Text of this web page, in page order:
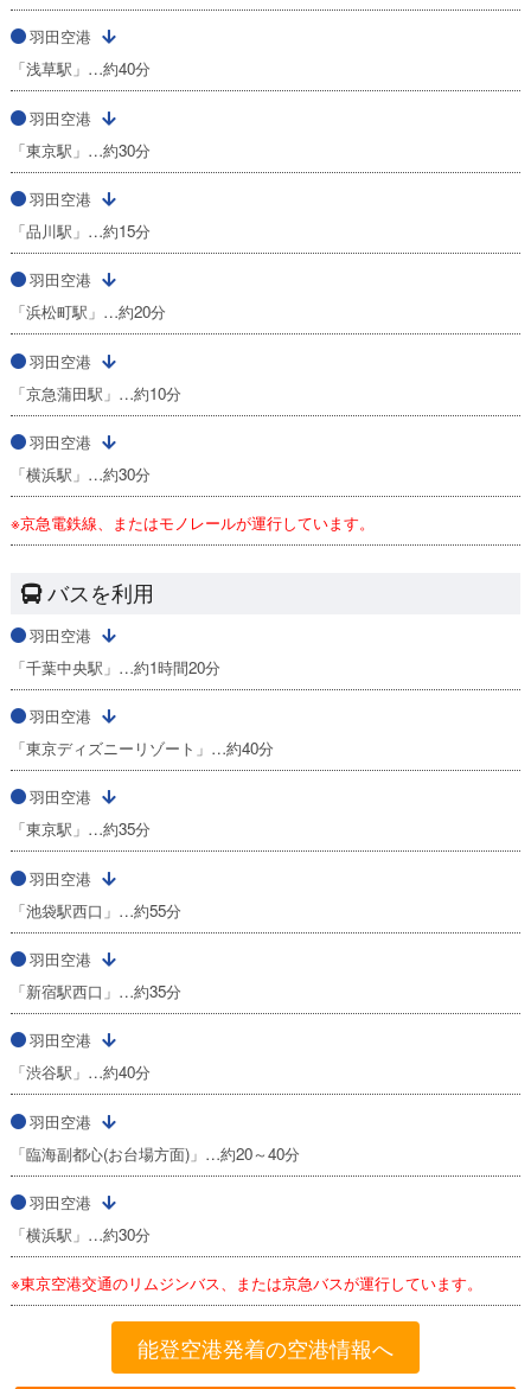
羽田空港
「浅草駅」…約40分
羽田空港
「東京駅」…約30分
羽田空港
「品川駅」…約15分
羽田空港
「浜松町駅」…約20分
羽田空港
「京急蒲田駅」…約10分
羽田空港
「横浜駅」…約30分
※京急電鉄線、またはモノレールが運行しています。
バスを利用
羽田空港
「千葉中央駅」…約1時間20分
羽田空港
「東京ディズニーリゾート」…約40分
羽田空港
「東京駅」…約35分
羽田空港
「池袋駅西口」…約55分
羽田空港
「新宿駅西口」…約35分
羽田空港
「渋谷駅」…約40分
羽田空港
「臨海副都心(お台場方面)」…約20～40分
羽田空港
「横浜駅」…約30分
※東京空港交通のリムジンバス、または京急バスが運行しています。
能登空港発着の空港情報へ